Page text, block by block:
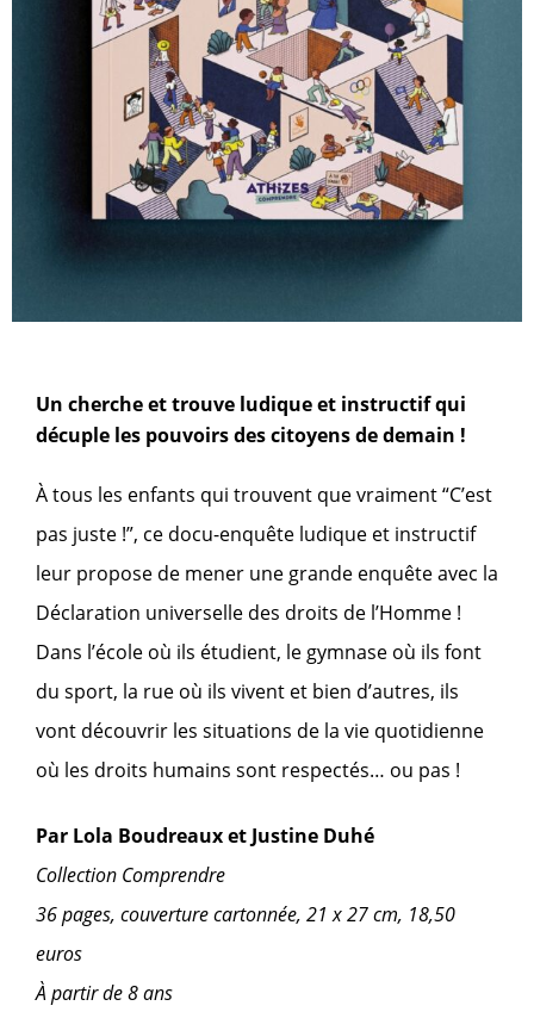
Un cherche et trouve ludique et instructif qui
décuple les pouvoirsdes citoyens de demain !
À tous les enfants qui trouvent que vraiment “C’est
pas juste !”, ce docu-enquête ludique et instructif
leur propose de mener une grande enquête avec la
Déclaration universelle des droits de l’Homme !
Dans l’école où ils étudient, le gymnase où ils font
du sport, la rue où ils vivent et bien d’autres, ils
vont découvrir les situations de la vie quotidienne
où les droits humains sont respectés… ou pas !
Par Lola Boudreaux et Justine Duhé
Collection Comprendre
36 pages, couverture cartonnée, 21 x 27 cm, 18,50
euros
À partir de 8 ans